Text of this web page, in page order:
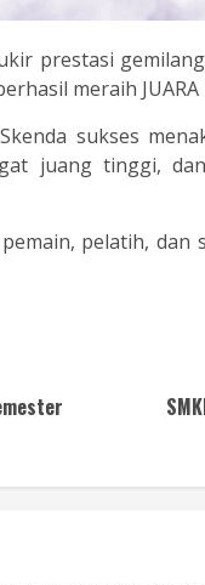
prestasi
meraih JUARA
sukses
juang tinggi,
pelatih,